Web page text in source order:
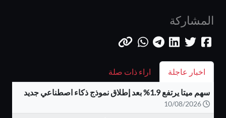
المشاركة
اخبار عاجلة اراء ذات صلة
سهم ميتا يرتفع 1.9% بعد إطلاق نموذج ذكاء اصطناعي جديد